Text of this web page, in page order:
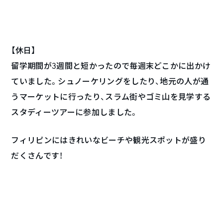
【休日】
留学期間が3週間と短かったので毎週末どこかに出かけ
ていました。シュノーケリングをしたり、地元の人が通
うマーケットに行ったり、スラム街やゴミ山を見学する
スタディーツアーに参加しました。
フィリピンにはきれいなビーチや観光スポットが盛り
だくさんです！